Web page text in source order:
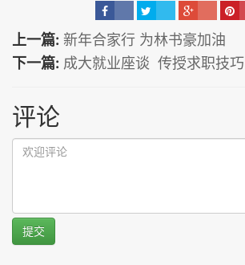
上一篇: 新年合家行 为林书豪加油
下一篇: 成大就业座谈 传授求职技巧
评论
提交